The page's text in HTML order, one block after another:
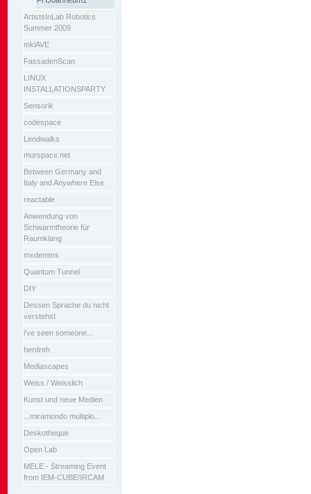
ArtistsInLab Robotics
Summer 2009
mklAVE
FassadenScan
LINUX
INSTALLATIONSPARTY
Sensorik
codespace
Lendwalks
murspace.net
Between Germany and
Italy and Anywhere Else
reactable
Anwendung von
Schwarmtheorie für
Raumklang
mxdemtns
Quantum Tunnel
DIY
Dessen Sprache du nicht
verstehst
i've seen someone...
herdreh
Mediascapes
Weiss / Weisslich
Kunst und neue Medien
...miramondo multiplo...
Deskotheque
Open Lab
MELE - Streaming Event
from IEM-CUBE/IRCAM